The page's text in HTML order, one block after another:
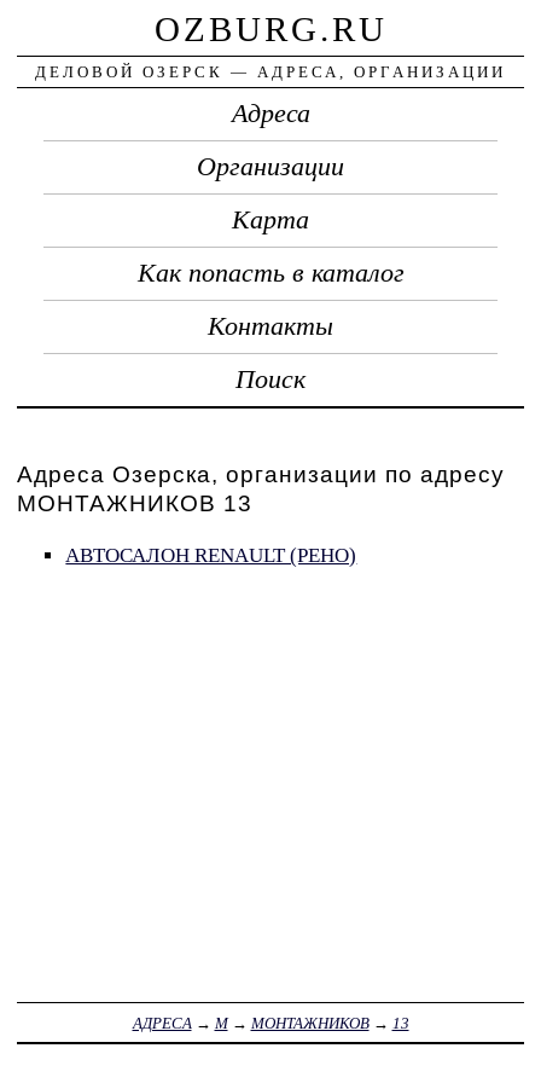
OZBURG.RU
ДЕЛОВОЙ ОЗЕРСК — АДРЕСА, ОРГАНИЗАЦИИ
Адреса
Организации
Карта
Как попасть в каталог
Контакты
Поиск
Адреса Озерска, организации по адресу
МОНТАЖНИКОВ 13
АВТОСАЛОН RENAULT (РЕНО)
АДРЕСА → М→ МОНТАЖНИКОВ→ 13